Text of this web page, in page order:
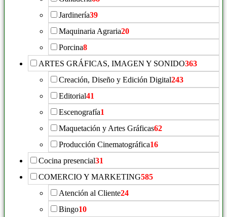
Jardinería39
Maquinaria Agraria20
Porcina8
ARTES GRÁFICAS, IMAGEN Y SONIDO363
Creación, Diseño y Edición Digital243
Editorial41
Escenografía1
Maquetación y Artes Gráficas62
Producción Cinematográfica16
Cocina presencial31
COMERCIO Y MARKETING585
Atención al Cliente24
Bingo10